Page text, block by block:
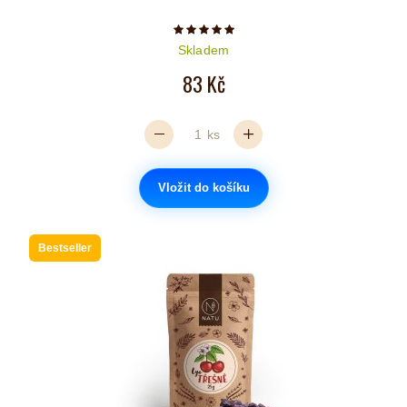
Počet hvězdiček je 5 z 5
Skladem
83 Kč
ks
Vložit do košíku
Bestseller